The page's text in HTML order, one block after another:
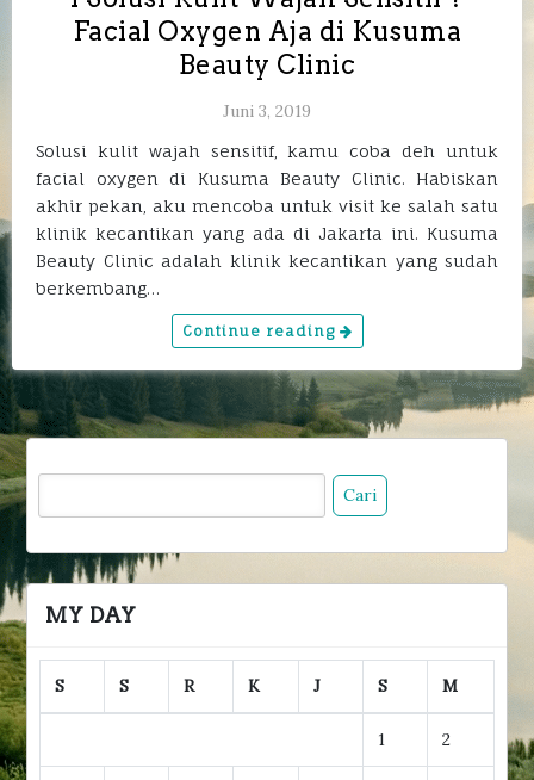
Facial Oxygen Aja di Kusuma
Beauty Clinic
Juni 3, 2019
Solusi kulit wajah sensitif, kamu coba deh untuk
facial oxygen di Kusuma Beauty Clinic. Habiskan
akhir pekan, aku mencoba untuk visit ke salah satu
klinik kecantikan yang ada di Jakarta ini. Kusuma
Beauty Clinic adalah klinik kecantikan yang sudah
berkembang…
Continue reading
Cari
MY DAY
S S R K J S M
1 2